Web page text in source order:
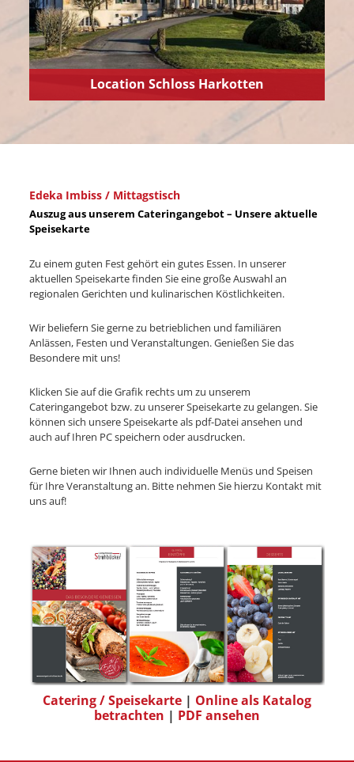
Location Schloss Harkotten
Edeka Imbiss / Mittagstisch
Auszug aus unserem Cateringangebot – Unsere aktuelle
Speisekarte
Zu einem guten Fest gehört ein gutes Essen. In unserer
aktuellen Speisekarte finden Sie eine große Auswahl an
regionalen Gerichten und kulinarischen Köstlichkeiten.
Wir beliefern Sie gerne zu betrieblichen und familiären
Anlässen, Festen und Veranstaltungen. Genießen Sie das
Besondere mit uns!
Klicken Sie auf die Grafik rechts um zu unserem
Cateringangebot bzw. zu unserer Speisekarte zu gelangen. Sie
können sich unsere Speisekarte als pdf-Datei ansehen und
auch auf Ihren PC speichern oder ausdrucken.
Gerne bieten wir Ihnen auch individuelle Menüs und Speisen
für Ihre Veranstaltung an. Bitte nehmen Sie hierzu Kontakt mit
uns auf!
Catering / Speisekarte| Online als Katalog
betrachten | PDF ansehen